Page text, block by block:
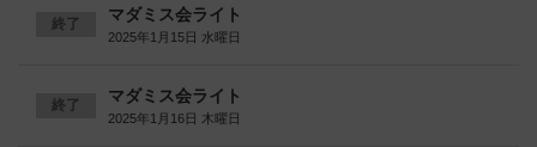
終了 マダミス会ライト
2025年1月15日 水曜日
終了 マダミス会ライト
2025年1月16日 木曜日